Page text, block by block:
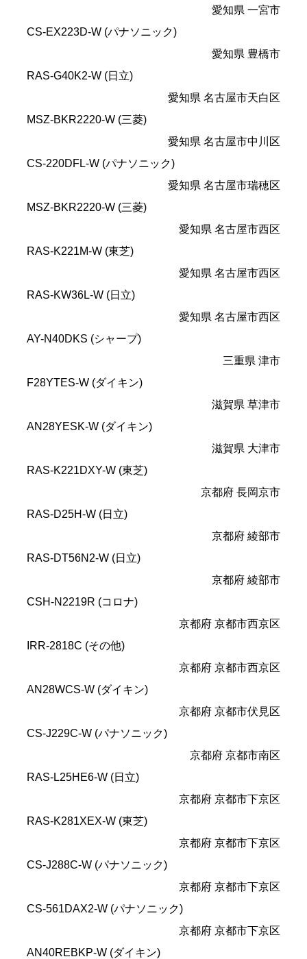
愛知県 一宮市
CS-EX223D-W (パナソニック)
愛知県 豊橋市
RAS-G40K2-W (日立)
愛知県 名古屋市天白区
MSZ-BKR2220-W (三菱)
愛知県 名古屋市中川区
CS-220DFL-W (パナソニック)
愛知県 名古屋市瑞穂区
MSZ-BKR2220-W (三菱)
愛知県 名古屋市西区
RAS-K221M-W (東芝)
愛知県 名古屋市西区
RAS-KW36L-W (日立)
愛知県 名古屋市西区
AY-N40DKS (シャープ)
三重県 津市
F28YTES-W (ダイキン)
滋賀県 草津市
AN28YESK-W (ダイキン)
滋賀県 大津市
RAS-K221DXY-W (東芝)
京都府 長岡京市
RAS-D25H-W (日立)
京都府 綾部市
RAS-DT56N2-W (日立)
京都府 綾部市
CSH-N2219R (コロナ)
京都府 京都市西京区
IRR-2818C (その他)
京都府 京都市西京区
AN28WCS-W (ダイキン)
京都府 京都市伏見区
CS-J229C-W (パナソニック)
京都府 京都市南区
RAS-L25HE6-W (日立)
京都府 京都市下京区
RAS-K281XEX-W (東芝)
京都府 京都市下京区
CS-J288C-W (パナソニック)
京都府 京都市下京区
CS-561DAX2-W (パナソニック)
京都府 京都市下京区
AN40REBKP-W (ダイキン)